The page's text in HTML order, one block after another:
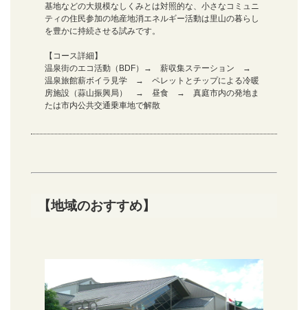
基地などの大規模なしくみとは対照的な、小さなコミュニ
ティの住民参加の地産地消エネルギー活動は里山の暮らし
を豊かに持続させる試みです。
【コース詳細】
温泉街のエコ活動（BDF）→ 薪収集ステーション →
温泉旅館薪ボイラ見学 → ペレットとチップによる冷暖
房施設（蒜山振興局） → 昼食 → 真庭市内の発地ま
たは市内公共交通乗車地で解散
【地域のおすすめ】